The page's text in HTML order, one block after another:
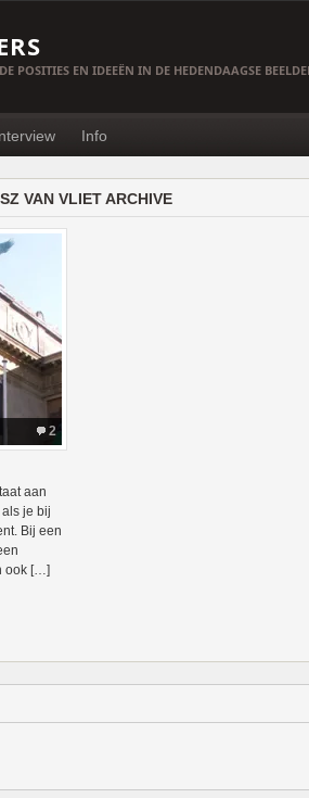
POSITIES EN IDEEËN IN DE HEDENDAAGSE
Info
VAN VLIET ARCHIVE
2
aan
je bij
Bij een
ook […]